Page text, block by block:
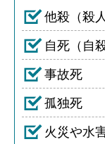
他殺（殺人
自死（自殺
事故死
孤独死
火災や水